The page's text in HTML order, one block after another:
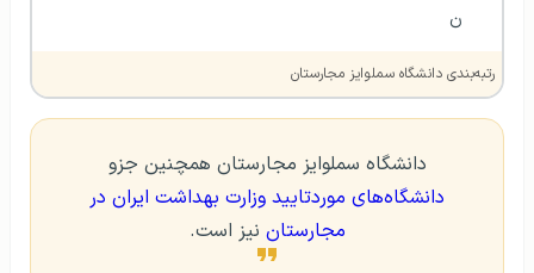
ن
رتبه‌بندی دانشگاه سملوایز مجارستان
دانشگاه سملوایز مجارستان همچنین جزو
دانشگاه‌های موردتایید وزارت بهداشت ایران در
مجارستان نیز است.